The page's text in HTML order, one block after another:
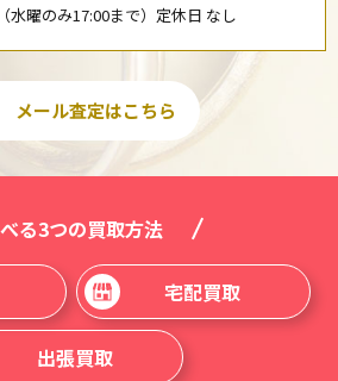
水曜のみ17:00まで）定休日 なし
メール査定はこちら
る3つの買取方法
宅配買取
出張買取